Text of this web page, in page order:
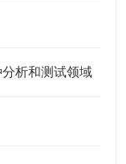
析和测试领域